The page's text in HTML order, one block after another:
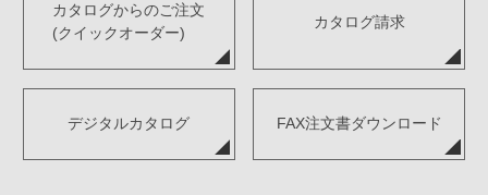
カタログからのご注文
(クイックオーダー)
カタログ請求
デジタルカタログ FAX注文書ダウンロード